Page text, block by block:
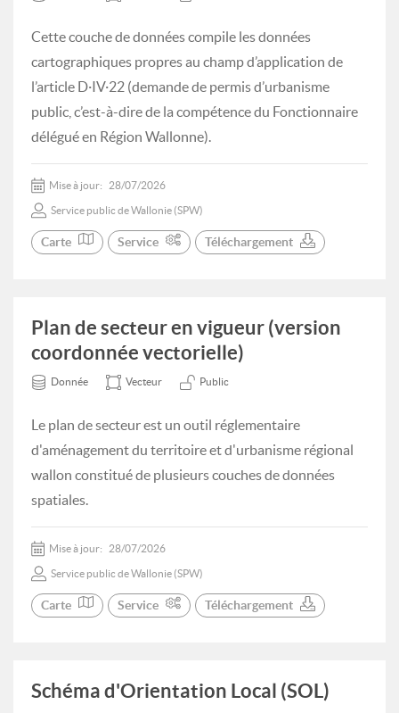
Cette couche de données compile les données
cartographiques propres au champ d’application de
l’article D·IV·22 (demande de permis d’urbanisme
public, c’est-à-dire de la compétence du Fonctionnaire
délégué en Région Wallonne).
Mise à jour: 28/07/2026
Service public de Wallonie (SPW)
Carte Service Téléchargement
Plan de secteur en vigueur (version
coordonnée vectorielle)
Donnée Vecteur Public
Le plan de secteur est un outil réglementaire
d'aménagement du territoire et d'urbanisme régional
wallon constitué de plusieurs couches de données
spatiales.
Mise à jour: 28/07/2026
Service public de Wallonie (SPW)
Carte Service Téléchargement
Schéma d'Orientation Local (SOL)